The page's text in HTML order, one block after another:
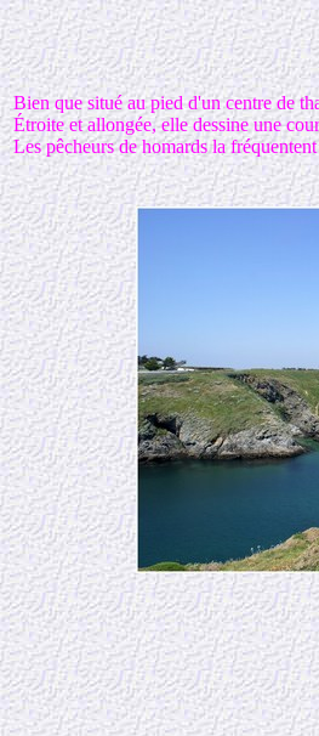
Bien que situé au pied d'un centre de
Étroite et allongée, elle dessine une
Les pêcheurs de homards la